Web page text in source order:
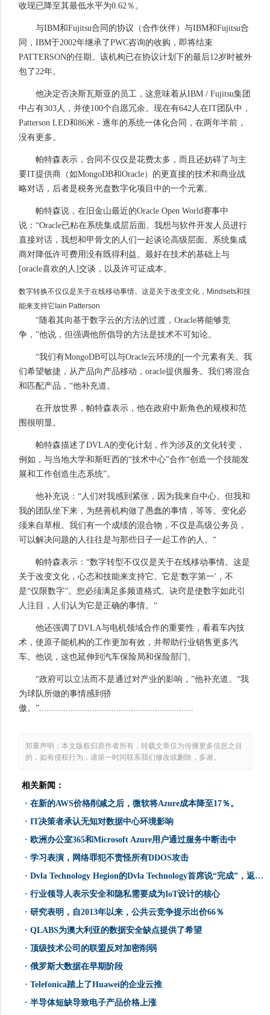
收现已降至其最低水平为0.62％。
与IBM和Fujitsu合同的协议（合作伙伴）与IBM和Fujitsu合
同，IBM于2002年继承了PWC咨询的收购，即将结束
PATTERSON的任期。该机构已在协议计划下的最后12岁时被外
包了22年。
他决定否决斯瓦斯亚的员工，这意味着从IBM / Fujitsu集团
中占有303人，并使100个自愿冗余。现在有642人在IT团队中，
Patterson LED和86米 - 逐年的系统一体化合同，在两年半前，
没有更多。
帕特森表示，合同不仅仅是花费太多，而且还妨碍了与主
要IT提供商（如MongoDB和Oracle）的更直接的技术和商业战
略对话，后者是税务光盘数字化项目中的一个元素。
帕特森说，在旧金山最近的Oracle Open World赛事中
说：“Oracle已粘在系统集成层后面。我想与软件开发人员进行
直接对话，我想和甲骨文的人们一起谈论高级层面。系统集成
商对降低许可费用没有既得利益。最好在技术的基础上与
[oracle喜欢的人]交谈，以及许可证成本。
数字转换不仅仅是关于在线移动事情。这是关于改变文化，Mindsets和技
能来支持它Iain Patterson
“随着其向基于数字云的方法的过渡，Oracle将能够竞
争，”他说，但强调他所倡导的方法是技术不可知论。
“我们有MongoDB可以与Oracle云环境的[一个元素有关。我
们希望敏捷，从产品向产品移动，oracle提供服务。我们将混合
和匹配产品，“他补充道。
在开放世界，帕特森表示，他在政府中新角色的规模和范
围很明显。
帕特森描述了DVLA的变化计划，作为涉及的文化转变，
例如，与当地大学和斯旺西的“技术中心”合作“创造一个技能发
展和工作创造生态系统”。
他补充说：“人们对我感到紧张，因为我来自中心。但我和
我的团队坐下来，为慈善机构做了愚蠢的事情，等等。变化必
须来自草根。我们有一个成绩的混合物，不仅是高级公务员，
可以解决问题的人往往是与那些日子一起工作的人。“
帕特森表示：“数字转型不仅仅是关于在线移动事情。这是
关于改变文化，心态和技能来支持它。它是'数字第一'，不
是“仅限数字”。您必须满足多频道格式。诀窍是使数字如此引
人注目，人们认为它是正确的事情。“
他还强调了DVLA与电机领域合作的重要性，看着车内技
术，使原子能机构的工作更加有效，并帮助行业销售更多汽
车。他说，这也延伸到汽车保险局和保险部门。
“政府可以立法而不是通过对产业的影响，”他补充道。“我
为球队所做的事情感到骄
傲。”................................................................
郑重声明：本文版权归原作者所有，转载文章仅为传播更多信息之目
的，如有侵权行为，请第一时间联系我们修改或删除，多谢。
相关新闻：
· 在新的AWS价格削减之后，微软将Azure成本降至17％。
· IT决策者承认无知对数据中心环境影响
· 欧洲办公室365和Microsoft Azure用户通过服务中断击中
· 学习表演，网络罪犯不责怪所有DDOS攻击
· Dvla Technology Hegion的Dvla Technology首席说“完成”，返回中心
· 行业领导人表示安全和隐私需要成为IoT设计的核心
· 研究表明，自2013年以来，公共云竞争提示出价66％
· QLABS为澳大利亚的数据安全缺点提供了希望
· 顶级技术公司的联盟反对加密削弱
· 俄罗斯大数据在早期阶段
· Telefonica踏上了Huawei的企业云推
· 半导体短缺导致电子产品价格上涨